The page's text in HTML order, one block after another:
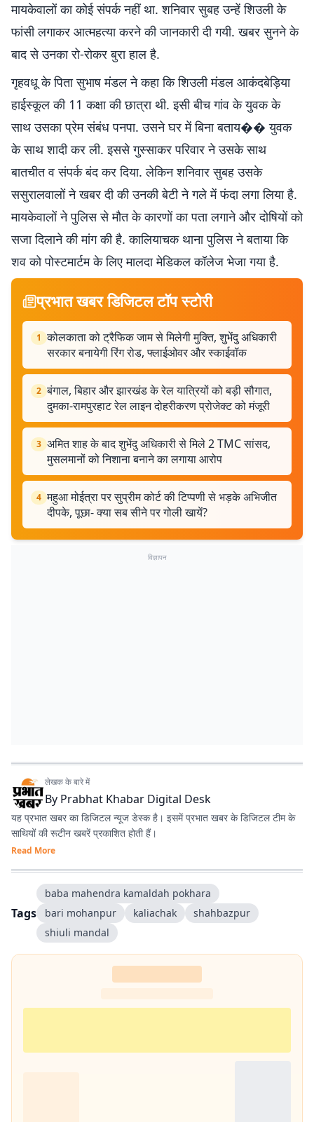
मायकेवालों का कोई संपर्क नहीं था. शनिवार सुबह उन्हें शिउली के
फांसी लगाकर आत्महत्या करने की जानकारी दी गयी. खबर सुनने के
बाद से उनका रो-रोकर बुरा हाल है.
गृहवधू के पिता सुभाष मंडल ने कहा कि शिउली मंडल आकंदबेड़िया
हाईस्कूल की 11 कक्षा की छात्रा थी. इसी बीच गांव के युवक के
साथ उसका प्रेम संबंध पनपा. उसने घर में बिना बताय�� युवक
के साथ शादी कर ली. इससे गुस्साकर परिवार ने उसके साथ
बातचीत व संपर्क बंद कर दिया. लेकिन शनिवार सुबह उसके
ससुरालवालों ने खबर दी की उनकी बेटी ने गले में फंदा लगा लिया है.
मायकेवालों ने पुलिस से मौत के कारणों का पता लगाने और दोषियों को
सजा दिलाने की मांग की है. कालियाचक थाना पुलिस ने बताया कि
शव को पोस्टमार्टम के लिए मालदा मेडिकल कॉलेज भेजा गया है.
प्रभात खबर डिजिटल टॉप स्टोरी
1 कोलकाता को ट्रैफिक जाम से मिलेगी मुक्ति, शुभेंदु अधिकारी
सरकार बनायेगी रिंग रोड, फ्लाईओवर और स्काईवॉक
2 बंगाल, बिहार और झारखंड के रेल यात्रियों को बड़ी सौगात,
दुमका-रामपुरहाट रेल लाइन दोहरीकरण प्रोजेक्ट को मंजूरी
3 अमित शाह के बाद शुभेंदु अधिकारी से मिले 2 TMC सांसद,
मुसलमानों को निशाना बनाने का लगाया आरोप
4 महुआ मोईत्रा पर सुप्रीम कोर्ट की टिप्पणी से भड़के अभिजीत
दीपके, पूछा- क्या सब सीने पर गोली खायें?
विज्ञापन
लेखक के बारे में
By Prabhat Khabar Digital Desk
यह प्रभात खबर का डिजिटल न्यूज डेस्क है। इसमें प्रभात खबर के डिजिटल टीम के
साथियों की रूटीन खबरें प्रकाशित होती हैं।
Read More
Tags
baba mahendra kamaldah pokhara
bari mohanpur
kaliachak
shahbazpur
shiuli mandal